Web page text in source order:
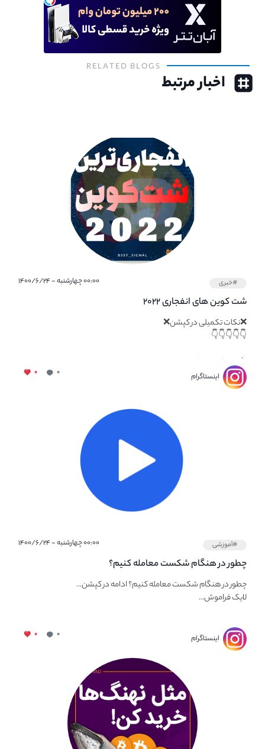
RELATED BLOGS
اخبار مرتبط
#خبری ۰۰:۰۰ چهارشنبه - ۱۴۰۰/۶/۲۴
شت کوین های انفجاری ۲۰۲۲
❌نکات تکمیلی در کپشن❌
👇👇👇👇👇
⚠️شت کوین ها...
اینستاگرام ۰ ۰
#آموزشی ۰۰:۰۰ چهارشنبه - ۱۴۰۰/۶/۲۴
چطور در هنگام شکست معامله کنیم؟
چطور در هنگام شکست معامله کنیم؟ ادامه در کپشن...
لایک فراموش...
اینستاگرام ۰ ۰